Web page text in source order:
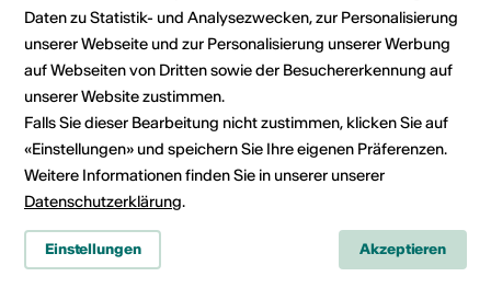
Adresse
L'Abeille
Riddes · arts & culture
Rue de la Vouagère 2
1908 Riddes
Telefon +41 79073903039
E-Mail
Webseite
Daten zu Statistik- und Analysezwecken, zur Personalisierung
unserer Webseite und zur Personalisierung unserer Werbung
auf Webseiten von Dritten sowie der Besuchererkennung auf
unserer Website zustimmen.
Falls Sie dieser Bearbeitung nicht zustimmen, klicken Sie auf
«Einstellungen» und speichern Sie Ihre eigenen Präferenzen.
Weitere Informationen finden Sie in unserer unserer
Datenschutzerklärung.
Einstellungen Akzeptieren